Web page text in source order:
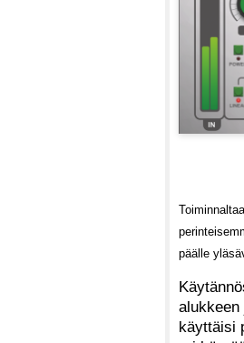
päälle
alukkeen
käyttäisi